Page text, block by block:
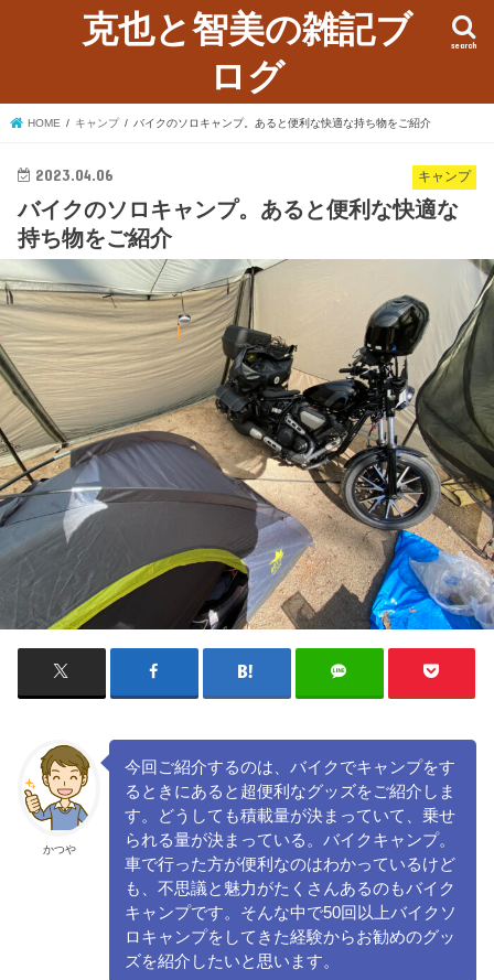
克也と智美の雑記ブ
ログ
search
HOME キャンプ バイクのソロキャンプ。あると便利な快適な持ち物をご紹介
キャンプ
2023.04.06
バイクのソロキャンプ。あると便利な快適な
持ち物をご紹介
かつや
今回ご紹介するのは、バイクでキャンプをす
るときにあると超便利なグッズをご紹介しま
す。どうしても積載量が決まっていて、乗せ
られる量が決まっている。バイクキャンプ。
車で行った方が便利なのはわかっているけど
も、不思議と魅力がたくさんあるのもバイク
キャンプです。そんな中で50回以上バイクソ
ロキャンプをしてきた経験からお勧めのグッ
ズを紹介したいと思います。